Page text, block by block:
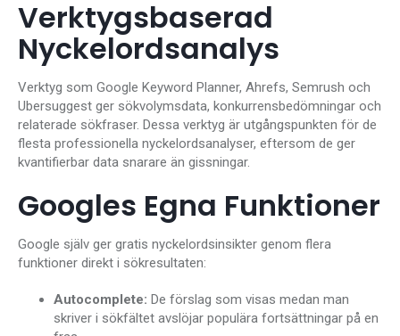
Verktygsbaserad
Nyckelordsanalys
Verktyg som Google Keyword Planner, Ahrefs, Semrush och
Ubersuggest ger sökvolymsdata, konkurrensbedömningar och
relaterade sökfraser. Dessa verktyg är utgångspunkten för de
flesta professionella nyckelordsanalyser, eftersom de ger
kvantifierbar data snarare än gissningar.
Googles Egna Funktioner
Google själv ger gratis nyckelordsinsikter genom flera
funktioner direkt i sökresultaten:
Autocomplete: De förslag som visas medan man
skriver i sökfältet avslöjar populära fortsättningar på en